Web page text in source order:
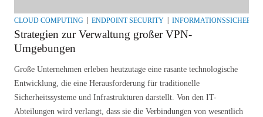
CLOUD COMPUTING ENDPOINT SECURITY
Strategien zur Verwaltung großer VPN-
Umgebungen
Große Unternehmen erleben heutzutage eine rasante technologische
Entwicklung, die eine Herausforderung für traditionelle
Sicherheitssysteme und Infrastrukturen darstellt. Von den IT-
Abteilungen wird verlangt, dass sie die Verbindungen von wesentlich